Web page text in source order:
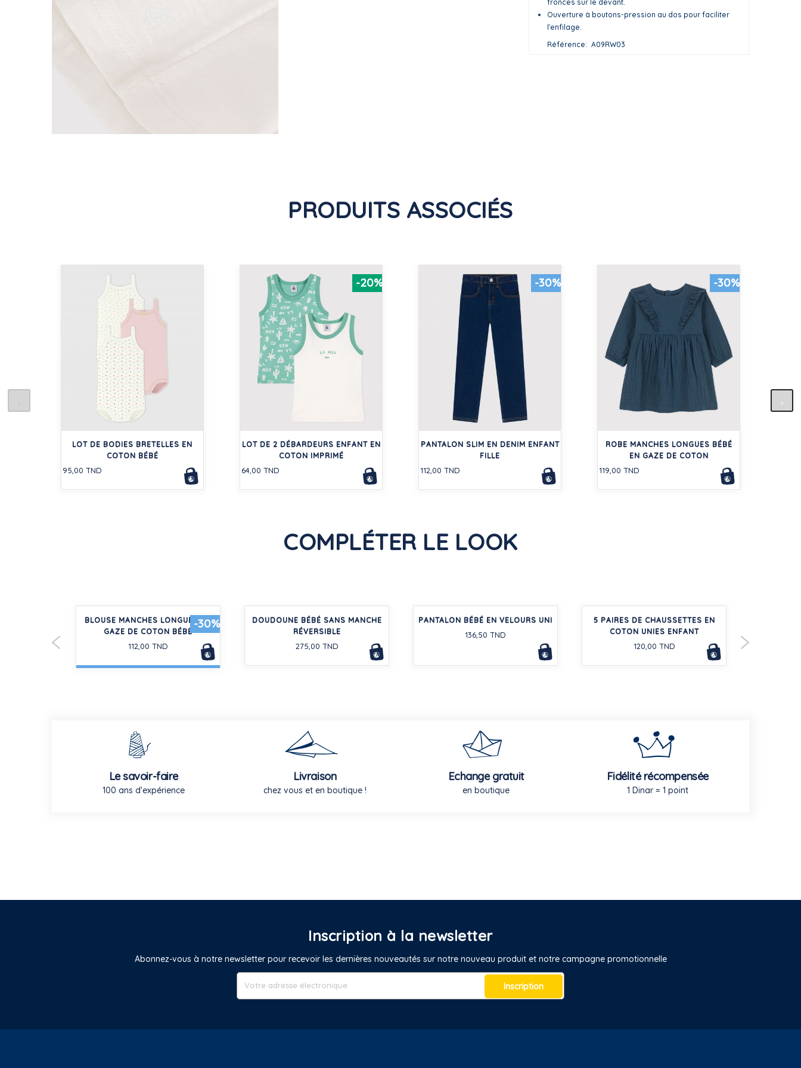
fronces sur le devant.
Ouverture à boutons-pression au dos pour faciliter
l'enfilage.
Référence
A09RW03
PRODUITS ASSOCIÉS
LOT DE BODIES BRETELLES EN
COTON BÉBÉ
95,00 TND
-20%
LOT DE 2 DÉBARDEURS ENFANT EN
COTON IMPRIMÉ
64,00 TND
-30%
PANTALON SLIM EN DENIM ENFANT
FILLE
112,00 TND
-30%
ROBE MANCHES LONGUES BÉBÉ
EN GAZE DE COTON
119,00 TND
COMPLÉTER LE LOOK
-30%
BLOUSE MANCHES LONGUES EN
GAZE DE COTON BÉBÉ
112,00 TND
DOUDOUNE BÉBÉ SANS MANCHE
RÉVERSIBLE
275,00 TND
PANTALON BÉBÉ EN VELOURS UNI
136,50 TND
5 PAIRES DE CHAUSSETTES EN
COTON UNIES ENFANT
120,00 TND
Le savoir-faire
100 ans d'expérience
Livraison
chez vous et en boutique !
Echange gratuit
en boutique
Fidélité récompensée
1 Dinar = 1 point
Inscription à la newsletter
Abonnez-vous à notre newsletter pour recevoir les dernières nouveautés sur notre nouveau produit et notre campagne promotionnelle
Inscription